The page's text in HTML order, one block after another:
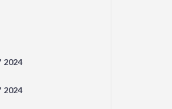
2024
2024